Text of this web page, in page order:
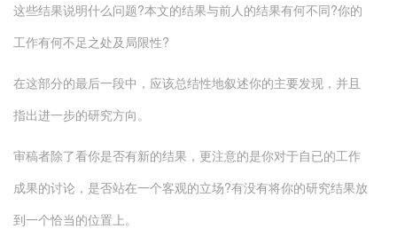
这些结果说明什么问题?本文的结果与前人的结果有何不同?你的
工作有何不足之处及局限性?
在这部分的最后一段中，应该总结性地叙述你的主要发现，并且
指出进一步的研究方向。
审稿者除了看你是否有新的结果，更注意的是你对于自已的工作
成果的讨论，是否站在一个客观的立场?有没有将你的研究结果放
到一个恰当的位置上。